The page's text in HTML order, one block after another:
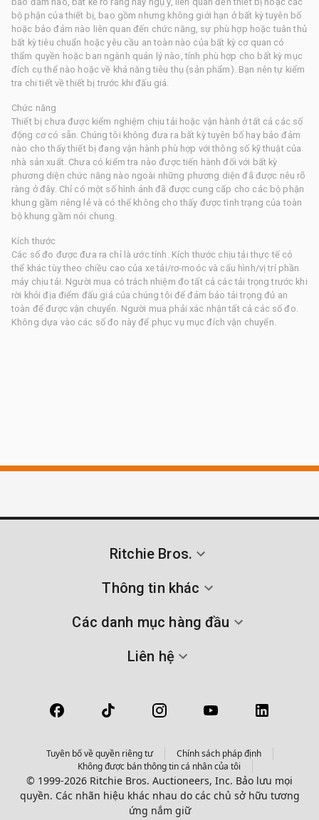
bộ phận của thiết bị, bao gồm nhưng không giới hạn ở bất kỳ tuyên bố
hoặc bảo đảm nào liên quan đến chức năng, sự phù hợp hoặc tuân thủ
bất kỳ tiêu chuẩn hoặc yêu cầu an toàn nào của bất kỳ cơ quan có
thẩm quyền hoặc ban ngành quản lý nào, tính phù hợp cho bất kỳ mục
đích cụ thể nào hoặc về khả năng tiêu thụ (sản phẩm). Bạn nên tự kiểm
tra chi tiết về thiết bị trước khi đấu giá.
Chức năng
Thiết bị chưa được kiểm nghiệm chịu tải hoặc vận hành ở tất cả các số
động cơ có sẵn. Chúng tôi không đưa ra bất kỳ tuyên bố hay bảo đảm
nào cho thấy thiết bị đang vận hành phù hợp với thông số kỹ thuật của
nhà sản xuất. Chưa có kiểm tra nào được tiến hành đối với bất kỳ
phương diện chức năng nào ngoài những phương diện đã được nêu rõ
ràng ở đây. Chỉ có một số hình ảnh đã được cung cấp cho các bộ phận
khung gầm riêng lẻ và có thể không cho thấy được tình trạng của toàn
bộ khung gầm nói chung.
Kích thước
Các số đo được đưa ra chỉ là ước tính. Kích thước chịu tải thực tế có
thể khác tùy theo chiều cao của xe tải/rơ-moóc và cấu hình/vị trí phần
máy chịu tải. Người mua có trách nhiệm đo tất cả các tải trọng trước khi
rời khỏi địa điểm đấu giá của chúng tôi để đảm bảo tải trọng đủ an
toàn để được vận chuyển. Người mua phải xác nhận tất cả các số đo.
Không dựa vào các số đo này để phục vụ mục đích vận chuyển.
Ritchie Bros.
Thông tin khác
Các danh mục hàng đầu
Liên hệ
Tuyên bố về quyền riêng tư
Chính sách pháp định
Không được bán thông tin cá nhân của tôi
© 1999-2026 Ritchie Bros. Auctioneers, Inc. Bảo lưu mọi
quyền. Các nhãn hiệu khác nhau do các chủ sở hữu tương
ứng nắm giữ